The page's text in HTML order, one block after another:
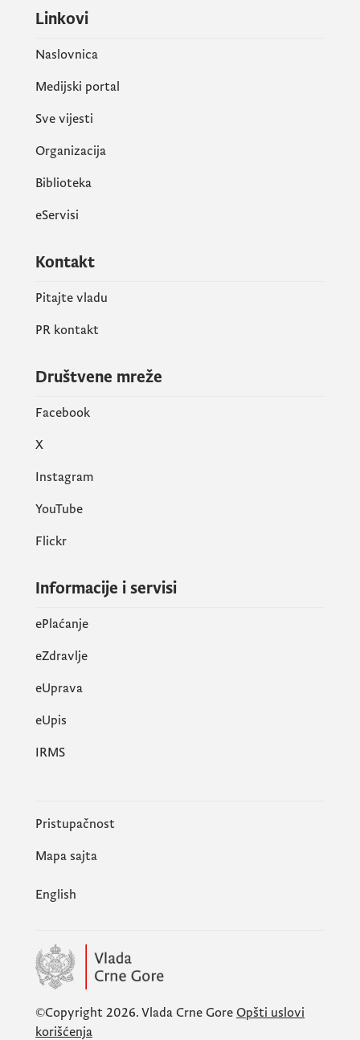
Linkovi
Naslovnica
Medijski portal
Sve vijesti
Organizacija
Biblioteka
eServisi
Kontakt
Pitajte vladu
PR kontakt
Društvene mreže
Facebook
X
Instagram
YouTube
Flickr
Informacije i servisi
ePlaćanje
eZdravlje
eUprava
еUpis
IRMS
Pristupačnost
Mapa sajta
English
©Copyright 2026. Vlada Crne Gore Opšti uslovi
korišćenja